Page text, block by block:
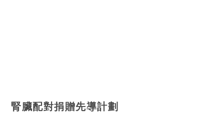
腎臟配對捐贈先導計劃